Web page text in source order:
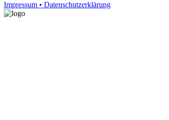
Impressum • Datenschutzerklärung